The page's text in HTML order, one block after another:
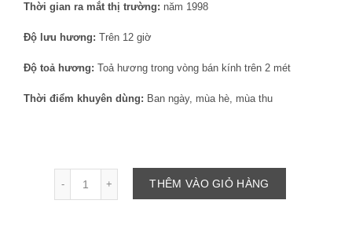
Thời gian ra mắt thị trường: năm 1998
Độ lưu hương: Trên 12 giờ
Độ toả hương: Toả hương trong vòng bán kính trên 2 mét
Thời điểm khuyên dùng: Ban ngày, mùa hè, mùa thu
THÊM VÀO GIỎ HÀNG